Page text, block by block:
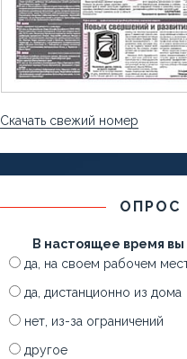
Скачать свежий номер
ОПРОС
В настоящее время
да, на своем рабочем
да, дистанционно из дома
нет, из-за ограничений
другое